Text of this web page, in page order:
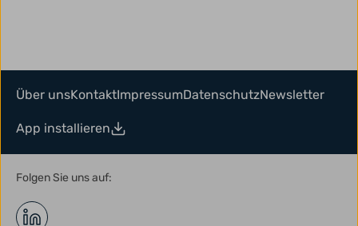
Über unsKontaktImpressumDatenschutzNewsletter
App installieren
Folgen Sie uns auf: